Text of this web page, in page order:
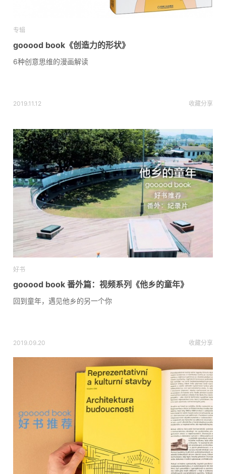
专辑
gooood book《创造力的形状》
6种创意思维的漫画解读
2019.11.12 收藏分享
好书
gooood book 番外篇：视频系列《他乡的童年》
回到童年，遇见他乡的另一个你
2019.09.20 收藏分享